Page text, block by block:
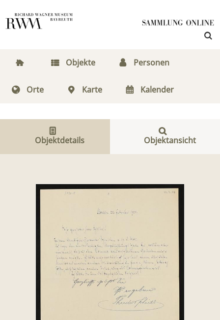
Objekte Personen
Orte Karte Kalender
Objektdetails Objektansicht